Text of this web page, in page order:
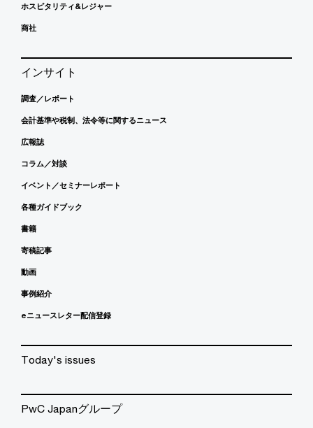
ホスピタリティ&レジャー
商社
インサイト
調査／レポート
会計基準や税制、法令等に関するニュース
広報誌
コラム／対談
イベント／セミナーレポート
各種ガイドブック
書籍
寄稿記事
動画
事例紹介
eニュースレター配信登録
Today's issues
PwC Japanグループ